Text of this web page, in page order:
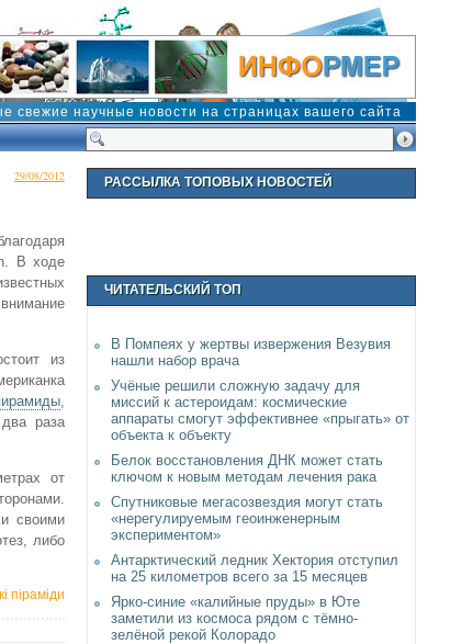
свежие научные новости на страницах вашего сайта
29/08/2012
В ходе
из
,
раза
от
своими
либо
піраміди
РАССЫЛКА ТОПОВЫХ НОВОСТЕЙ
ЧИТАТЕЛЬСКИЙ ТОП
В Помпеях у жертвы извержения Везувия
нашли набор врача
Учёные решили сложную задачу для
миссий к астероидам: космические
аппараты смогут эффективнее «прыгать» от
объекта к объекту
Белок восстановления ДНК может стать
ключом к новым методам лечения рака
Спутниковые мегасозвездия могут стать
«нерегулируемым геоинженерным
экспериментом»
Антарктический ледник Хектория отступил
на 25 километров всего за 15 месяцев
Ярко-синие «калийные пруды» в Юте
заметили из космоса рядом с тёмно-
зелёной рекой Колорадо